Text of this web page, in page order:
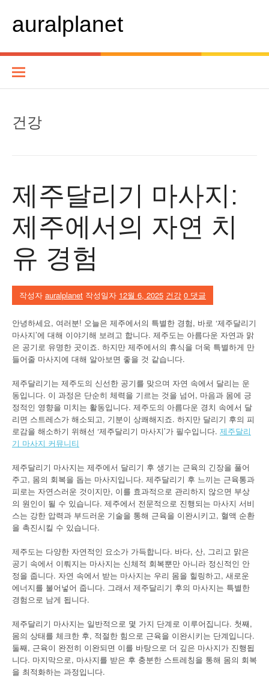
바
기
auralplanet
건강
제주달리기 마사지:
제주에서의 자연 치
유 경험
작성자 auralplanet 작성일자 12월 6, 2025 건강 0 댓글
안녕하세요, 여러분! 오늘은 제주에서의 특별한 경험, 바로 ‘제주달리기
마사지’에 대해 이야기해 보려고 합니다. 제주도는 아름다운 자연과 맑
은 공기로 유명한 곳이죠. 하지만 제주에서의 휴식을 더욱 특별하게 만
들어줄 마사지에 대해 알아보면 좋을 것 같습니다.
제주달리기는 제주도의 신선한 공기를 맞으며 자연 속에서 달리는 운
동입니다. 이 과정은 단순히 체력을 기르는 것을 넘어, 마음과 몸에 긍
정적인 영향을 미치는 활동입니다. 제주도의 아름다운 경치 속에서 달
리면 스트레스가 해소되고, 기분이 상쾌해지죠. 하지만 달리기 후의 피
로감을 해소하기 위해선 ‘제주달리기 마사지’가 필수입니다. 제주달리
기 마사지 커뮤니티
제주달리기 마사지는 제주에서 달리기 후 생기는 근육의 긴장을 풀어
주고, 몸의 회복을 돕는 마사지입니다. 제주달리기 후 느끼는 근육통과
피로는 자연스러운 것이지만, 이를 효과적으로 관리하지 않으면 부상
의 원인이 될 수 있습니다. 제주에서 전문적으로 진행되는 마사지 서비
스는 강한 압력과 부드러운 기술을 통해 근육을 이완시키고, 혈액 순환
을 촉진시킬 수 있습니다.
제주도는 다양한 자연적인 요소가 가득합니다. 바다, 산, 그리고 맑은
공기 속에서 이뤄지는 마사지는 신체적 회복뿐만 아니라 정신적인 안
정을 줍니다. 자연 속에서 받는 마사지는 우리 몸을 힐링하고, 새로운
에너지를 불어넣어 줍니다. 그래서 제주달리기 후의 마사지는 특별한
경험으로 남게 됩니다.
제주달리기 마사지는 일반적으로 몇 가지 단계로 이루어집니다. 첫째,
몸의 상태를 체크한 후, 적절한 힘으로 근육을 이완시키는 단계입니다.
둘째, 근육이 완전히 이완되면 이를 바탕으로 더 깊은 마사지가 진행됩
니다. 마지막으로, 마사지를 받은 후 충분한 스트레칭을 통해 몸의 회복
을 최적화하는 과정입니다.